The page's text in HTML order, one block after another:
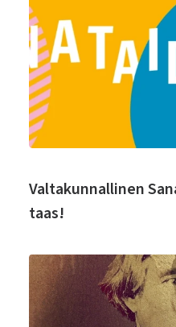
Valtakunnallinen
taas!